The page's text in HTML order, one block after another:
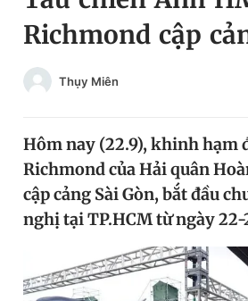
Chuyên mục
Chuyên mục khác
Tin thị trường Tin
Video
Sản phẩm khác
Đổi mật khẩu
Tin đã lưu
Tin đã xem
Đăng xuất
Richmond cập
Thụy Miên
Hôm nay (22.9), khinh hạm
Richmond của Hải quân
cập cảng Sài Gòn, bắt đầu
nghị tại TP.HCM từ ngày 22-